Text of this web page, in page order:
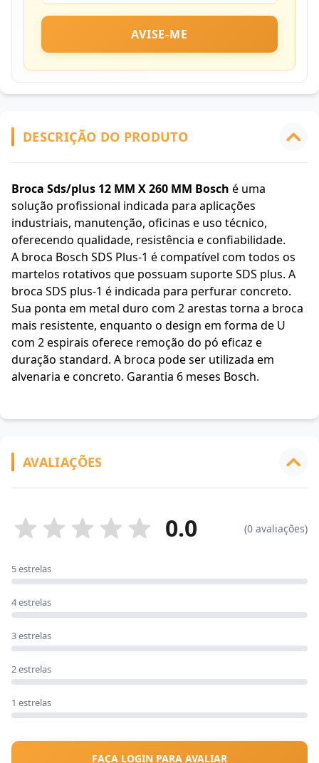
AVISE-ME
DESCRIÇÃO DO PRODUTO
Broca Sds/plus 12 MM X 260 MM Bosch é uma
solução profissional indicada para aplicações
industriais, manutenção, oficinas e uso técnico,
oferecendo qualidade, resistência e confiabilidade.
A broca Bosch SDS Plus-1 é compatível com todos os
martelos rotativos que possuam suporte SDS plus. A
broca SDS plus-1 é indicada para perfurar concreto.
Sua ponta em metal duro com 2 arestas torna a broca
mais resistente, enquanto o design em forma de U
com 2 espirais oferece remoção do pó eficaz e
duração standard. A broca pode ser utilizada em
alvenaria e concreto. Garantia 6 meses Bosch.
AVALIAÇÕES
0.0 (0 avaliações)
5 estrelas
4 estrelas
3 estrelas
2 estrelas
1 estrelas
FAÇA LOGIN PARA AVALIAR